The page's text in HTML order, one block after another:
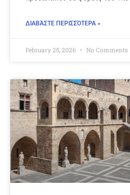
ΔΙΑΒΆΣΤΕ ΠΕΡΙΣΣΌΤΕΡΑ »
February 25, 2026 No Comments